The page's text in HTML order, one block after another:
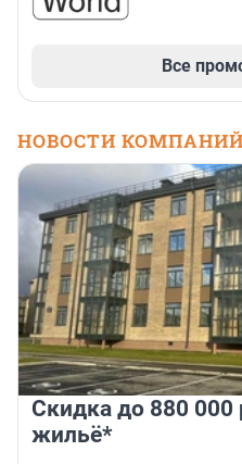
Все
НОВОСТИ КОМПАНИЙ
Скидка до 880 000
жильё*